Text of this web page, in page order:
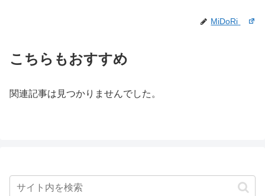
MiDoRi
こちらもおすすめ
関連記事は見つかりませんでした。